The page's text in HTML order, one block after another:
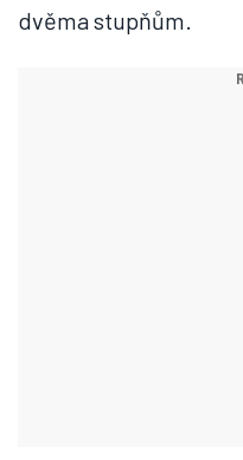
dvěma stupňům.